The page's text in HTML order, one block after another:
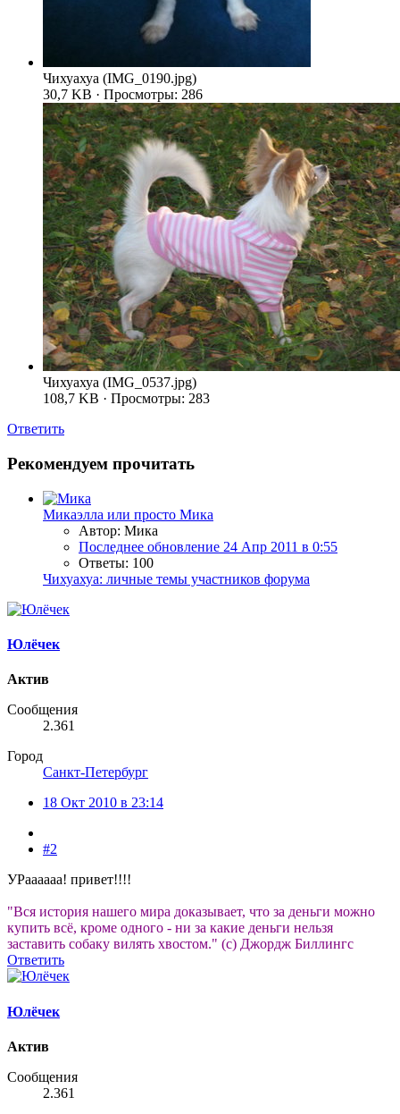
Чихуахуа (IMG_0190.jpg)
30,7 KB · Просмотры: 286
Чихуахуа (IMG_0537.jpg)
108,7 KB · Просмотры: 283
Ответить
Рекомендуем прочитать
Микаэлла или просто Мика
Автор: Мика
Последнее обновление 24 Апр 2011 в 0:55
Ответы: 100
Чихуахуа: личные темы участников форума
Юлёчек
Актив
Сообщения
2.361
Город
Санкт-Петербург
18 Окт 2010 в 23:14
#2
УРаааааа! привет!!!!
"Вся история нашего мира доказывает, что за деньги можно
купить всё, кроме одного - ни за какие деньги нельзя
заставить собаку вилять хвостом." (с) Джордж Биллингс
Ответить
Юлёчек
Актив
Сообщения
2.361